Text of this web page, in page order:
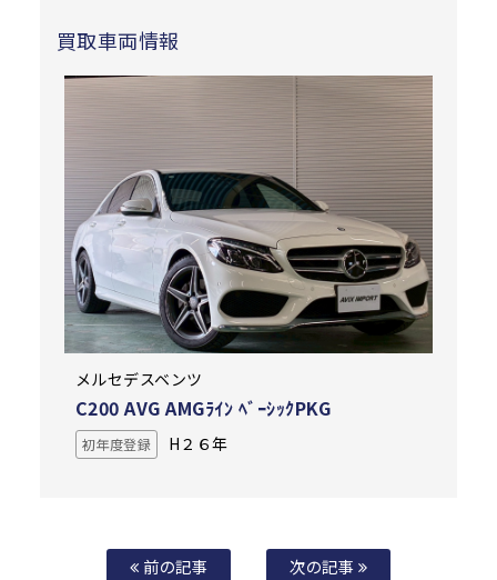
買取車両情報
メルセデスベンツ
C200 AVG AMGﾗｲﾝ ﾍﾞｰｼｯｸPKG
初年度登録 H２６年
前の記事 次の記事